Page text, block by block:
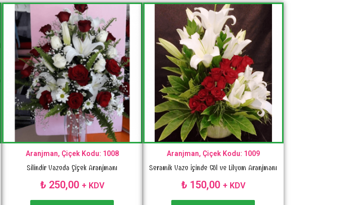
Aranjman, Çiçek Kodu: 1008
Silindir Vazoda Çiçek Aranjmanı
₺ 250,00 + KDV
Aranjman, Çiçek Kodu: 1009
Seramik Vazo İçinde Gül ve Lilyum Aranjmanı
₺ 150,00 + KDV